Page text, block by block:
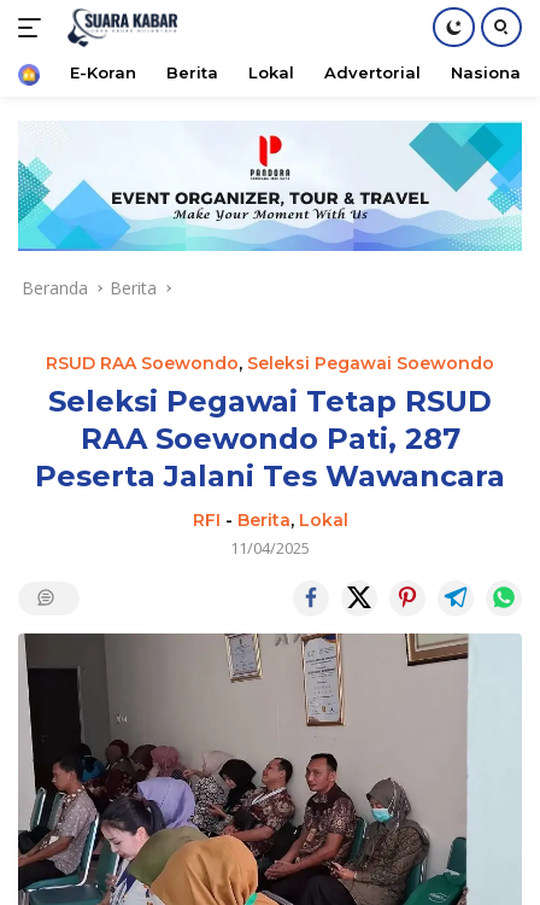
konten
HomeE-Koran Berita Lokal Advertorial Nasional
Beranda Berita
RSUD RAA Soewondo, Seleksi Pegawai Soewondo
Seleksi Pegawai Tetap RSUD
RAA Soewondo Pati, 287
Peserta Jalani Tes Wawancara
RFI - Berita, Lokal
11/04/2025